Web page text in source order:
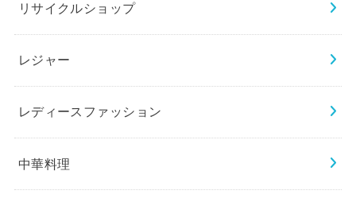
リサイクルショップ
レジャー
レディースファッション
中華料理